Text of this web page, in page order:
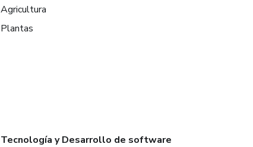
Agricultura
Plantas
Tecnología y Desarrollo de software